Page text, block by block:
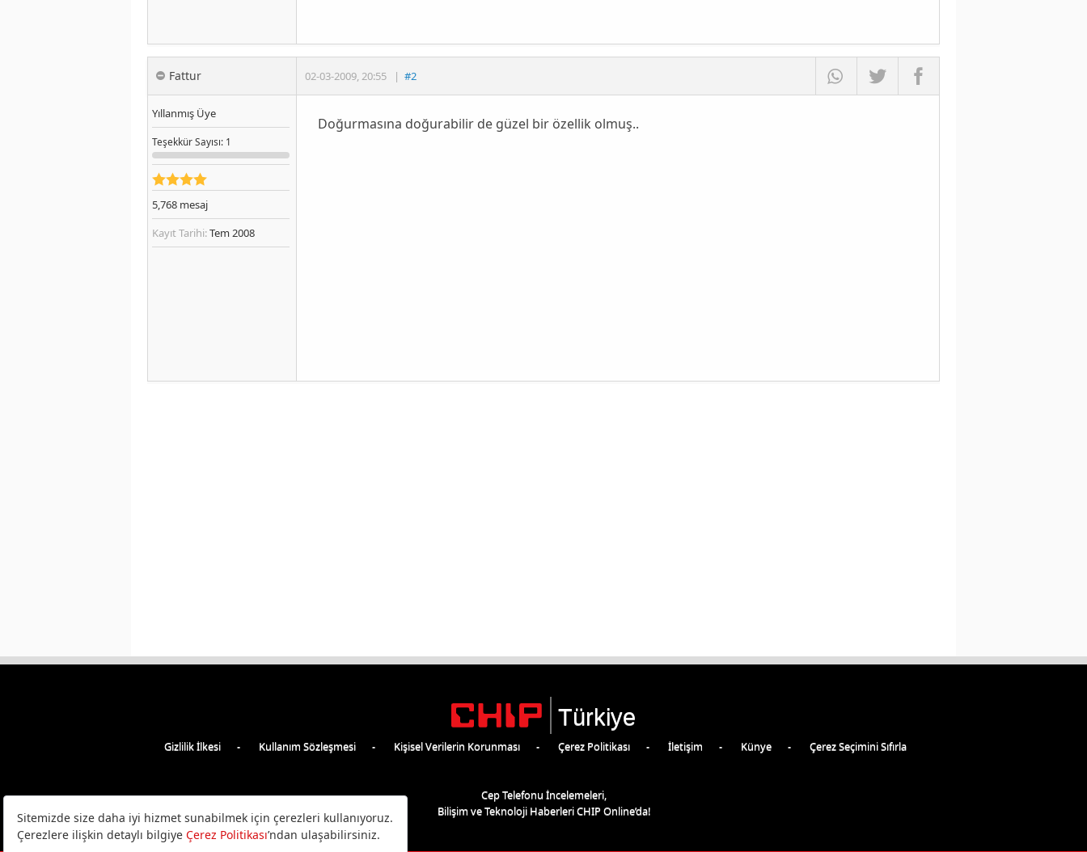
Fattur 02-03-2009,20:55 | #2
Yıllanmış Üye
TeşekkürSayısı: 1
5,768 mesaj
Kayıt Tarihi:Tem 2008
Doğurmasına doğurabilir de güzel bir özellik olmuş..
Türkiye
Gizlilik İlkesi Kullanım Sözleşmesi Kişisel Verilerin Korunması Çerez Politikası İletişim Künye Çerez Seçimini Sıfırla
Cep Telefonu İncelemeleri,
Bilişim ve Teknoloji Haberleri CHIP Online’da!